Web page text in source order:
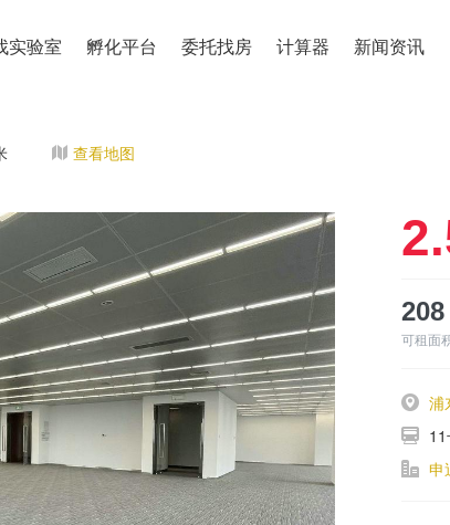
实验室 孵化平台 委托找房 计算器 新闻资讯
查看地图
可租面
浦
申